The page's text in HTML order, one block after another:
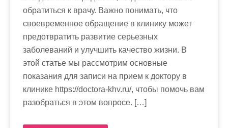
обратиться к врачу. Важно понимать, что
своевременное обращение в клинику может
предотвратить развитие серьезных
заболеваний и улучшить качество жизни. В
этой статье мы рассмотрим основные
показания для записи на прием к доктору в
клинике https://doctora-khv.ru/, чтобы помочь вам
разобраться в этом вопросе. […]